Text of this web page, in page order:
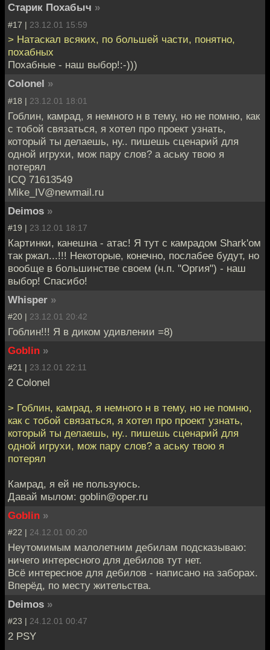
Старик Похабыч »
#17 | 23.12.01 15:59
> Натаскал всяких, по большей части, понятно,
похабных
Похабные - наш выбор!:-)))
Colonel »
#18 | 23.12.01 18:01
Гоблин, камрад, я немного н в тему, но не помню, как
с тобой связаться, я хотел про проект узнать,
который ты делаешь, ну.. пишешь сценарий для
одной игрухи, мож пару слов? а аську твою я
потерял
ICQ 71613549
Mike_IV@newmail.ru
Deimos »
#19 | 23.12.01 18:17
Картинки, канешна - атас! Я тут с камрадом Shark'ом
так ржал...!!! Некоторые, конечно, послабее будут, но
вообще в большинстве своем (н.п. "Оргия") - наш
выбор! Спасибо!
Whisper »
#20 | 23.12.01 20:42
Гоблин!!! Я в диком удивлении =8)
Goblin »
#21 | 23.12.01 22:11
2 Colonel
> Гоблин, камрад, я немного н в тему, но не помню,
как с тобой связаться, я хотел про проект узнать,
который ты делаешь, ну.. пишешь сценарий для
одной игрухи, мож пару слов? а аську твою я
потерял
Камрад, я ей не пользуюсь.
Давай мылом: goblin@oper.ru
Goblin »
#22 | 24.12.01 00:20
Неутомимым малолетним дебилам подсказываю:
ничего интересного для дебилов тут нет.
Всё интересное для дебилов - написано на заборах.
Вперёд, по месту жительства.
Deimos »
#23 | 24.12.01 00:47
2 PSY